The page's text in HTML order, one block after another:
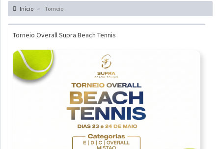
Início Torneio
Torneio Overall Supra Beach Tennis